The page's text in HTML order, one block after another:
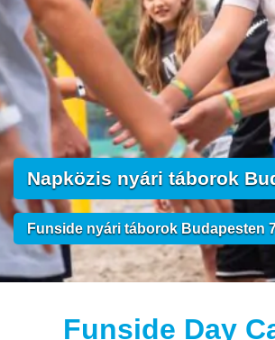
Napközis nyári táborok
Funside nyári táborok Budapesten
Funside Day